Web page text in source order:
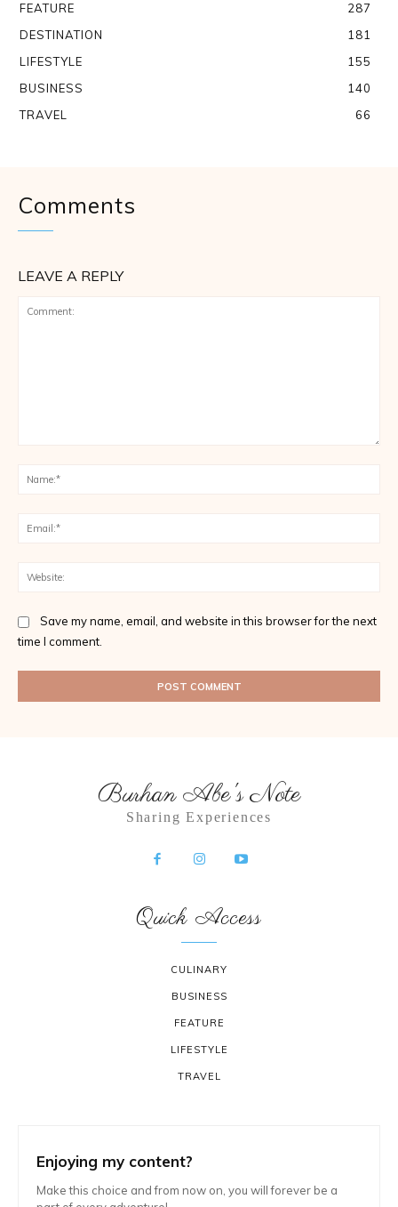
FEATURE
287
DESTINATION
181
LIFESTYLE
155
BUSINESS
140
TRAVEL
66
Comments
LEAVE A REPLY
Save my name, email, and website in this browser for the next
time I comment.
Burhan Abe's Note
Sharing Experiences
Quick Access
CULINARY
BUSINESS
FEATURE
LIFESTYLE
TRAVEL
Enjoying my content?
Make this choice and from now on, you will forever be a